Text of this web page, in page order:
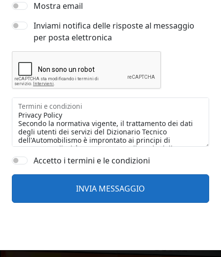
Mostra email
Inviami notifica delle risposte al messaggio
per posta elettronica
Termini e condizioni
Accetto i termini e le condizioni